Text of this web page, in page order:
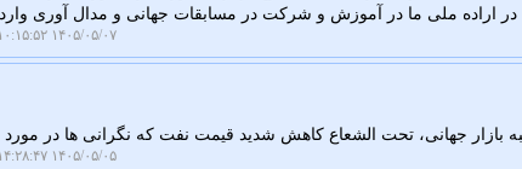
در ۱۵ سال اخیر خللی در اراده ملی ما در آموزش و شرکت در مسابقات جهانی و مدال آوری وارد
۱۴۰۵/۰۵/۰۷ ۱۰:۱۵:۵۲
بازار جهانی، تحت الشعاع کاهش شدید قیمت نفت که نگرانی ها در مورد
۱۴۰۵/۰۵/۰۵ ۱۴:۲۸:۴۷